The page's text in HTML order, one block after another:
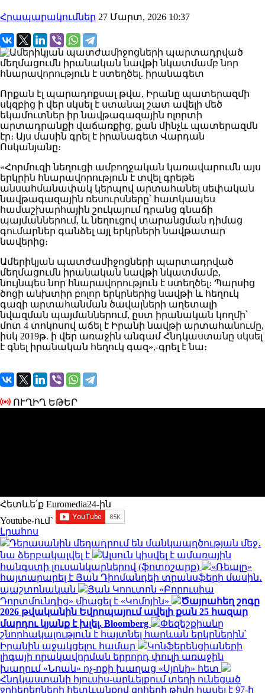
Հրապարակումներ 27 Մարտ, 2026 10:37
Որքան էլ պարադոքսալ թվա, Իրանը պատերազմի
սկզբից ի վեր սկսել է ստանալ շատ ավելի մեծ
եկամուտներ իր նավթագազային ոլորտի
արտադրանքի վաճառքից, քան մինչև պատերազմն
էր։ Այս մասին գրել է իրանագետ Վարդան
Ոսկանյանը։
«Հորմուզի նեղուցի ամբողջական կառավարումն այս
երկրին հնարավորություն է տվել գրեթե
անսահմանափակ կերպով արտահանել սեփական
նավթագազային ռեսուրսները՝ հատկապես
համաշխարհային շուկայում դրանց գնաճի
պայմաններում, և նեղուցով տարանցման դիմաց
գումարներ գանձել այլ երկրների նավթատար
նավերից։
Ամերիկյան պատժամիջոցների պարտադրված
մեղմացումն իրանական նավթի նկատմամբ,
նույնպես նոր հնարավորություն է ստեղծել։ Պարսից
ծոցի անխտիր բոլոր երկրներից նավթի և հեղուկ
գազի արտահանման ծավալների աղետալի
նվազման պայմաններում, ըստ իրանական կողմի՝
մոտ 4 տոկոսով աճել է Իրանի նավթի արտահանումը,
իսկ 2019թ. ի վեր առաջին անգամ Հնդկաստանը սկսել
է գնել իրանական հեղուկ գազ»,-գրել է նա։
ՈՒՂԻՂ ԵԹԵՐ
Հետևե՛ք Euromedia24-ին
Youtube-ում`
Լրահոս
Դերասանին մեղադրում են մանկապղծության մեջ․
նա ձերբակալվել է
Ալսուն կիսվել է ամառային
հանգստի լուսանկարներով (ֆոտոշարք)
«Ռեալը»
հայտարարել է Յան Դիոմանդեի տրանսֆերի մասին․
պաշտոնական
Յան Կոուտոն «Բորուսիա
Դորտմունդից» միացել է «Կոմոյին»
Ծայրահեղ շոգը
2026 թվականին Եվրոպայում ավելի քան 25 հազար
մարդու կյանք է խլել. Bloomberg
Փեզեշքիանը
շնորհակալություն է հայտնել հարևան երկրներին՝
Իրանին աջակցելու համար
Կոնֆերենցիաների
լիգայի որակավորման երրորդ փուլի առաջին
խաղում «Նոան» ոչ-ոքի խաղաց «Սյոնի» հետ
Հնդկաստանի հյուսիս-արևելքում տեղի ունեցած
ջրհեղեղների հետևանքով զոհերի թիվը հասել է 97-ի